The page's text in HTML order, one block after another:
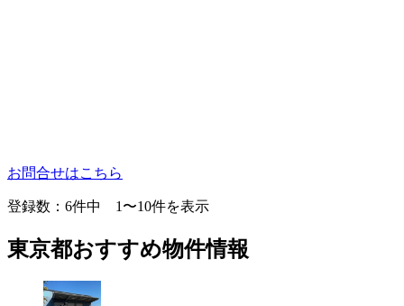
お問合せはこちら
登録数： 6件中 1〜10件を表示
東京都おすすめ物件情報